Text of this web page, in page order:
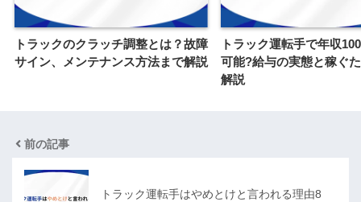
トラックのクラッチ調整とは？故障
サイン、メンテナンス方法まで解説
トラック運転手で年収
可能?給与の実態と稼ぐ
解説
前の記事
トラック運転手はやめとけと言われる理由8